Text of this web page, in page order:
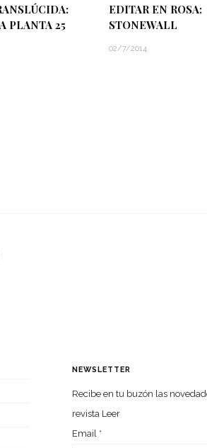
PLANTA 25
EDITAR EN ROSA:
STONEWALL
02/7/2014
NEWSLETTER
Recibe en tu buzón las
revista Leer
Email *